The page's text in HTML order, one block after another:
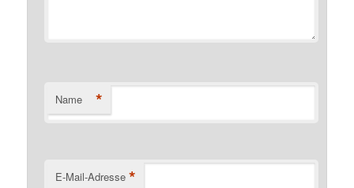
Name *
E-Mail-Adresse *